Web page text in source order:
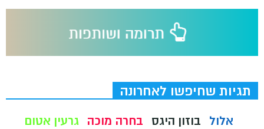
תגיות שחיפשו לאחרונה
אלול בוזון היגס בחרה מוכה גרעין אטום